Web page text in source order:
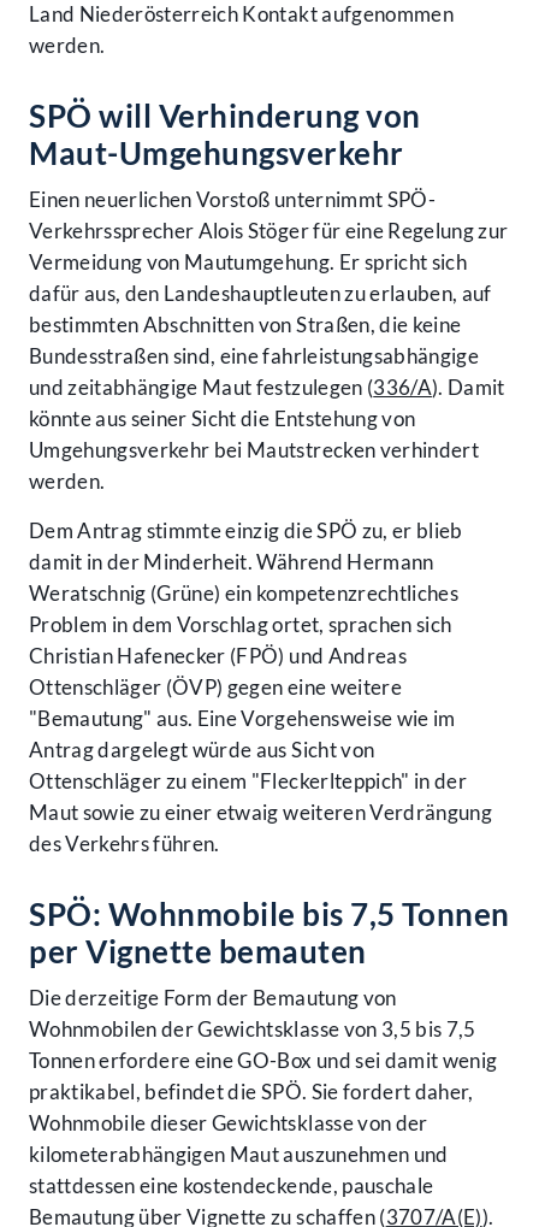
Land Niederösterreich Kontakt aufgenommen
werden.
SPÖ will Verhinderung von
Maut-Umgehungsverkehr
Einen neuerlichen Vorstoß unternimmt SPÖ-
Verkehrssprecher Alois Stöger für eine Regelung zur
Vermeidung von Mautumgehung. Er spricht sich
dafür aus, den Landeshauptleuten zu erlauben, auf
bestimmten Abschnitten von Straßen, die keine
Bundesstraßen sind, eine fahrleistungsabhängige
und zeitabhängige Maut festzulegen (336/A). Damit
könnte aus seiner Sicht die Entstehung von
Umgehungsverkehr bei Mautstrecken verhindert
werden.
Dem Antrag stimmte einzig die SPÖ zu, er blieb
damit in der Minderheit. Während Hermann
Weratschnig (Grüne) ein kompetenzrechtliches
Problem in dem Vorschlag ortet, sprachen sich
Christian Hafenecker (FPÖ) und Andreas
Ottenschläger (ÖVP) gegen eine weitere
"Bemautung" aus. Eine Vorgehensweise wie im
Antrag dargelegt würde aus Sicht von
Ottenschläger zu einem "Fleckerlteppich" in der
Maut sowie zu einer etwaig weiteren Verdrängung
des Verkehrs führen.
SPÖ: Wohnmobile bis 7,5 Tonnen
per Vignette bemauten
Die derzeitige Form der Bemautung von
Wohnmobilen der Gewichtsklasse von 3,5 bis 7,5
Tonnen erfordere eine GO-Box und sei damit wenig
praktikabel, befindet die SPÖ. Sie fordert daher,
Wohnmobile dieser Gewichtsklasse von der
kilometerabhängigen Maut auszunehmen und
stattdessen eine kostendeckende, pauschale
Bemautung über Vignette zu schaffen (3707/A(E)).